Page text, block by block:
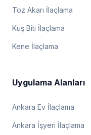
Toz Akarı İlaçlama
Kuş Biti İlaçlama
Kene İlaçlama
Uygulama Alanları
Ankara Ev İlaçlama
Ankara İşyeri İlaçlama